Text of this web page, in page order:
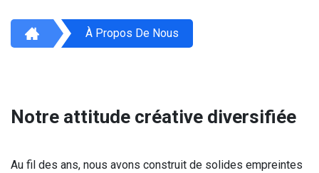
À Propos De Nous
Notre attitude créative diversifiée
Au fil des ans, nous avons construit de solides empreintes